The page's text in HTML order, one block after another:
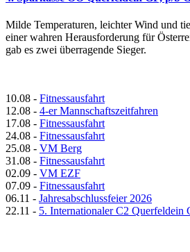
Milde Temperaturen, leichter Wind und
einer wahren Herausforderung für
gab es zwei überragende Sieger.
10.08 - Fitnessausfahrt
12.08 - 4-er Mannschaftszeitfahren
17.08 - Fitnessausfahrt
24.08 - Fitnessausfahrt
25.08 - VM Berg
31.08 - Fitnessausfahrt
02.09 - VM EZF
07.09 - Fitnessausfahrt
06.11 - Jahresabschlussfeier 2026
22.11 - 5. Internationaler C2 Querfeldein